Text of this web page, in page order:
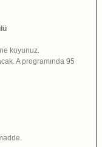
koyunuz.
A programında 95